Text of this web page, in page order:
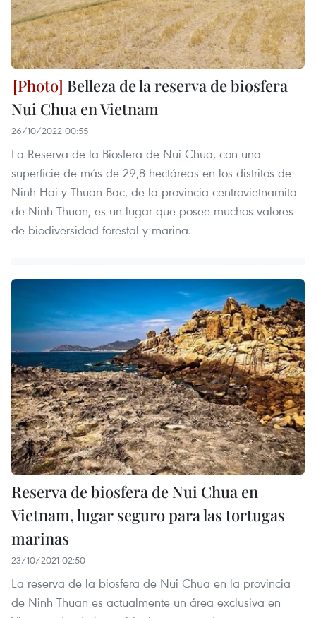
Belleza de la reserva de biosfera
Nui Chua en Vietnam
26/10/2022 00:55
La Reserva de la Biosfera de Nui Chua, con una
superficie de más de 29,8 hectáreas en los distritos de
Ninh Hai y Thuan Bac, de la provincia centrovietnamita
de Ninh Thuan, es un lugar que posee muchos valores
de biodiversidad forestal y marina.
Reserva de biosfera de Nui Chua en
Vietnam, lugar seguro para las tortugas
marinas
23/10/2021 02:50
La reserva de la biosfera de Nui Chua en la provincia
de Ninh Thuan es actualmente un área exclusiva en